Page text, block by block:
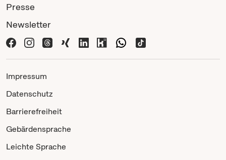
Presse
Newsletter
Impressum
Datenschutz
Barrierefreiheit
Gebärdensprache
Leichte Sprache